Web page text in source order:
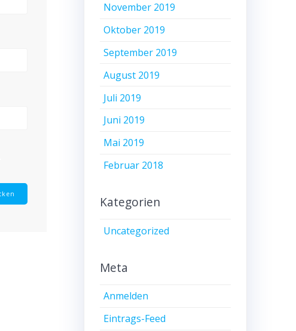
November 2019
Oktober 2019
September 2019
August 2019
Juli 2019
Juni 2019
Mai 2019
Februar 2018
Kategorien
Uncategorized
Meta
Anmelden
Eintrags-Feed